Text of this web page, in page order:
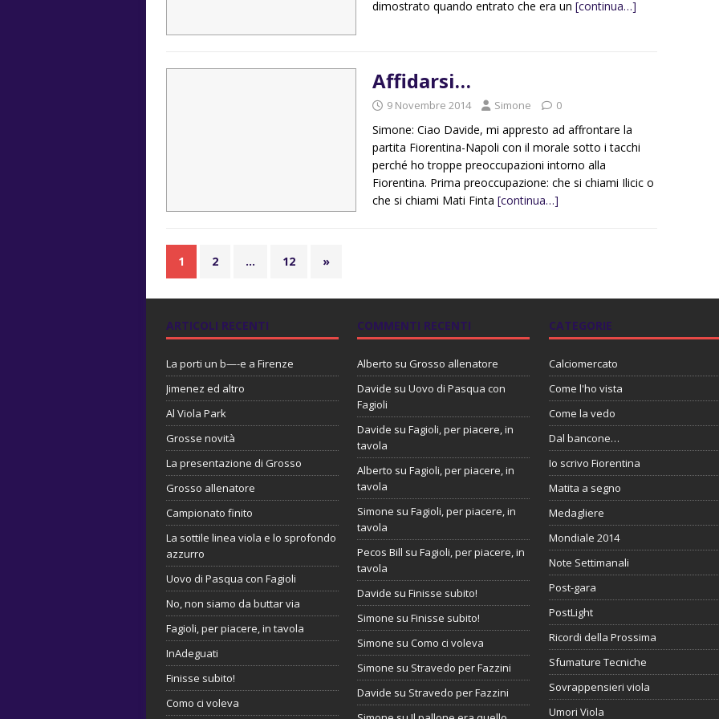
dimostrato quando entrato che era un [continua…]
Affidarsi…
9 Novembre 2014 Simone 0
Simone: Ciao Davide, mi appresto ad affrontare la
partita Fiorentina-Napoli con il morale sotto i tacchi
perché ho troppe preoccupazioni intorno alla
Fiorentina. Prima preoccupazione: che si chiami Ilicic o
che si chiami Mati Finta [continua…]
1 2 … 12 »
ARTICOLI RECENTI
La porti un b—-e a Firenze
Jimenez ed altro
Al Viola Park
Grosse novità
La presentazione di Grosso
Grosso allenatore
Campionato finito
La sottile linea viola e lo sprofondo
azzurro
Uovo di Pasqua con Fagioli
No, non siamo da buttar via
Fagioli, per piacere, in tavola
InAdeguati
Finisse subito!
Como ci voleva
COMMENTI RECENTI
Alberto su Grosso allenatore
Davide suUovo di Pasqua con
Fagioli
Davide suFagioli, per piacere, in
tavola
Alberto suFagioli, per piacere, in
tavola
Simone suFagioli, per piacere, in
tavola
Pecos Bill suFagioli, per piacere, in
tavola
Davide suFinisse subito!
Simone suFinisse subito!
Simone suComo ci voleva
Simone su Stravedo per Fazzini
Davide su Stravedo per Fazzini
CATEGORIE
Calciomercato
Come l'ho vista
Come la vedo
Dal bancone…
Io scrivo Fiorentina
Matita a segno
Medagliere
Mondiale 2014
Note Settimanali
Post-gara
PostLight
Ricordi della Prossima
Sfumature Tecniche
Sovrappensieri viola
Umori Viola